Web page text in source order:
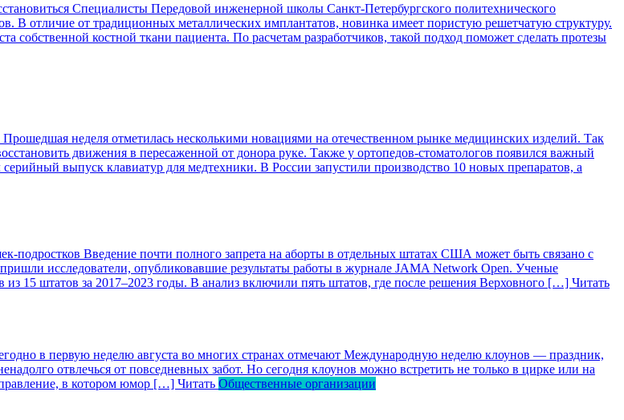
Специалисты Передовой инженерной школы Санкт-Петербургского политехнического
В отличие от традиционных металлических имплантатов, новинка имеет пористую решетчатую структуру.
собственной костной ткани пациента. По расчетам разработчиков, такой подход поможет сделать протезы
Прошедшая неделя отметилась несколькими новациями на отечественном рынке медицинских изделий. Так
движения в пересаженной от донора руке. Также у ортопедов-стоматологов появился важный
выпуск клавиатур для медтехники. В России запустили производство 10 новых препаратов, а
подростков Введение почти полного запрета на аборты в отдельных штатах США может быть связано с
исследователи, опубликовавшие результаты работы в журнале JAMA Network Open. Ученые
15 штатов за 2017–2023 годы. В анализ включили пять штатов, где после решения Верховного […] Читать
в первую неделю августа во многих странах отмечают Международную неделю клоунов — праздник,
отвлечься от повседневных забот. Но сегодня клоунов можно встретить не только в цирке или на
в котором юмор […] Читать Общественные организации